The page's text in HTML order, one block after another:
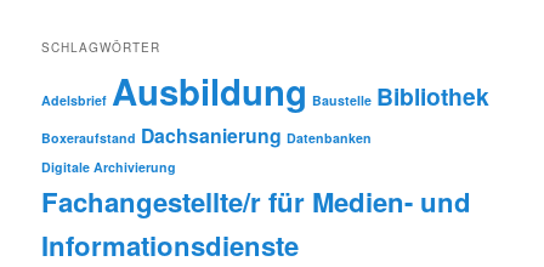
SCHLAGWÖRTER
Adelsbrief Ausbildung Baustelle Bibliothek
Boxeraufstand Dachsanierung Datenbanken
Digitale Archivierung
Fachangestellte/r für Medien- und
Informationsdienste